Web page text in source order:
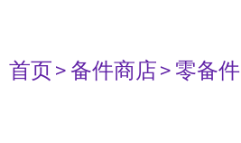
首页> 备件商店> 零备件